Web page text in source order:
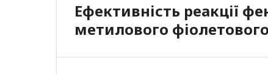
Ефективність реакції
метилового